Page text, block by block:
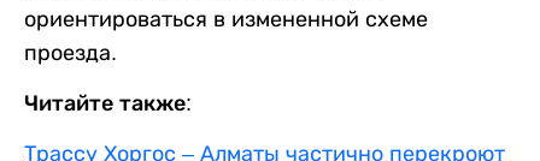
ориентироваться в измененной схеме
проезда.
Читайте также:
Трассу Хоргос – Алматы частично перекроют